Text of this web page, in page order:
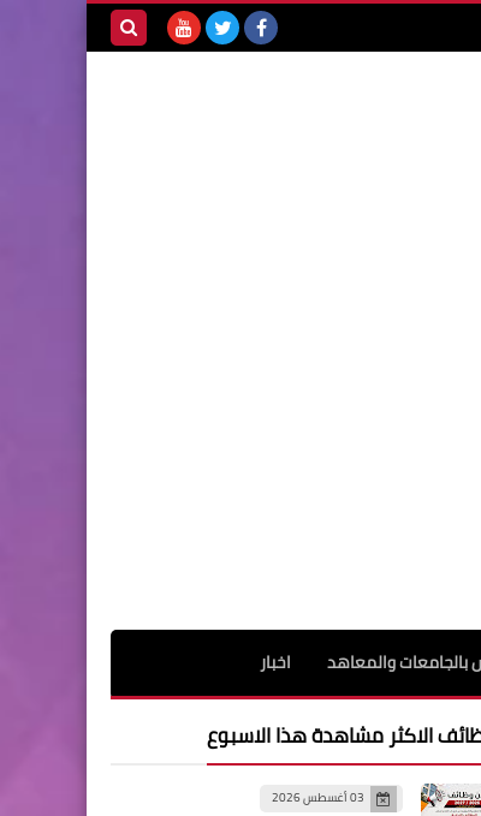
والمعاهد اخبار
الاكثر مشاهدة هذا الاسبوع
03 أغسطس 2026